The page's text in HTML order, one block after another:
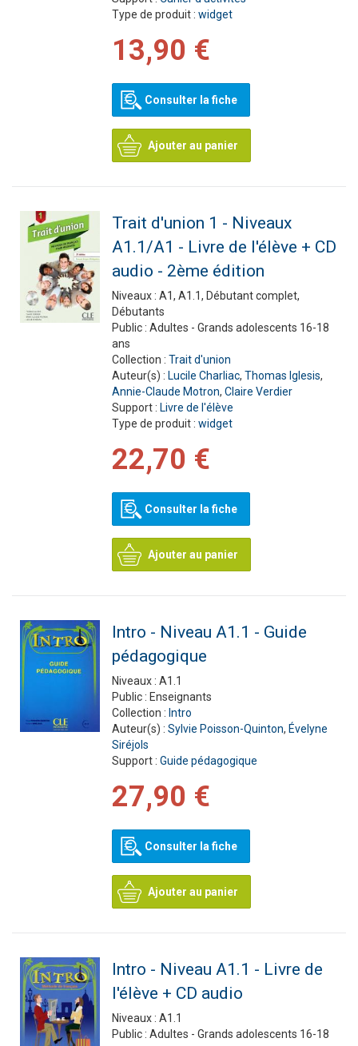
Type de produit : widget
13,90 €
Consulter la fiche
Ajouter au panier
Trait d'union 1 - Niveaux
A1.1/A1 - Livre de l'élève + CD
audio - 2ème édition
Niveaux : A1, A1.1, Débutant complet,
Débutants
Public : Adultes - Grands adolescents 16-18
ans
Collection : Trait d'union
Auteur(s) : Lucile Charliac, Thomas Iglesis,
Annie-Claude Motron, Claire Verdier
Support : Livre de l'élève
Type de produit : widget
22,70 €
Consulter la fiche
Ajouter au panier
Intro - Niveau A1.1 - Guide
pédagogique
Niveaux : A1.1
Public : Enseignants
Collection : Intro
Auteur(s) : Sylvie Poisson-Quinton, Évelyne
Siréjols
Support : Guide pédagogique
27,90 €
Consulter la fiche
Ajouter au panier
Intro - Niveau A1.1 - Livre de
l'élève + CD audio
Niveaux : A1.1
Public : Adultes - Grands adolescents 16-18